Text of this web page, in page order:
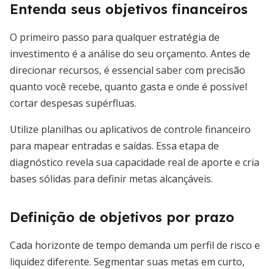
Entenda seus objetivos financeiros
O primeiro passo para qualquer estratégia de
investimento é a análise do seu orçamento. Antes de
direcionar recursos, é essencial saber com precisão
quanto você recebe, quanto gasta e onde é possível
cortar despesas supérfluas.
Utilize planilhas ou aplicativos de controle financeiro
para mapear entradas e saídas. Essa etapa de
diagnóstico revela sua capacidade real de aporte e cria
bases sólidas para definir metas alcançáveis.
Definição de objetivos por prazo
Cada horizonte de tempo demanda um perfil de risco e
liquidez diferente. Segmentar suas metas em curto,